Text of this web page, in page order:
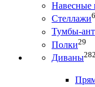
Стеллажи
Тумбы-
Полки29
Диваны282